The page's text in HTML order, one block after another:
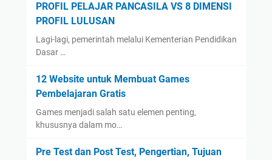
PROFIL PELAJAR PANCASILA VS 8 DIMENSI
PROFIL LULUSAN
Lagi-lagi, pemerintah melalui Kementerian Pendidikan
Dasar …
12 Website untuk Membuat Games
Pembelajaran Gratis
Games menjadi salah satu elemen penting,
khususnya dalam mo…
Pre Test dan Post Test, Pengertian, Tujuan